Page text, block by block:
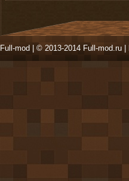
Full-mod | © 2013-2014 Full-mod.ru